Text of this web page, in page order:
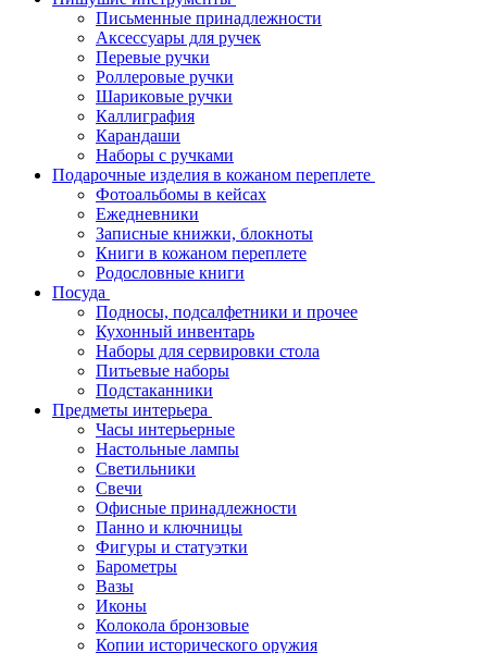
Письменные принадлежности
Аксессуары для ручек
Перевые ручки
Роллеровые ручки
Шариковые ручки
Каллиграфия
Карандаши
Наборы с ручками
Подарочные изделия в кожаном переплете
Фотоальбомы в кейсах
Ежедневники
Записные книжки, блокноты
Книги в кожаном переплете
Родословные книги
Посуда
Подносы, подсалфетники и прочее
Кухонный инвентарь
Наборы для сервировки стола
Питьевые наборы
Подстаканники
Предметы интерьера
Часы интерьерные
Настольные лампы
Светильники
Свечи
Офисные принадлежности
Панно и ключницы
Фигуры и статуэтки
Барометры
Вазы
Иконы
Колокола бронзовые
Копии исторического оружия